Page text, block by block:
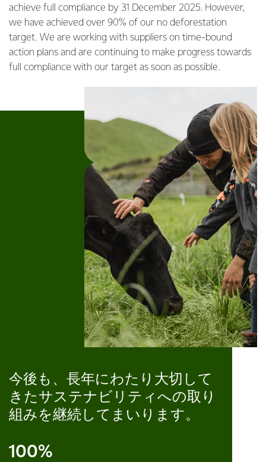
achieve full compliance by 31 December 2025. However,
we have achieved over 90% of our no deforestation
target. We are working with suppliers on time-bound
action plans and are continuing to make progress towards
full compliance with our target as soon as possible.
今後も、長年にわたり大切して
きたサステナビリティへの取り
組みを継続してまいります。
100%